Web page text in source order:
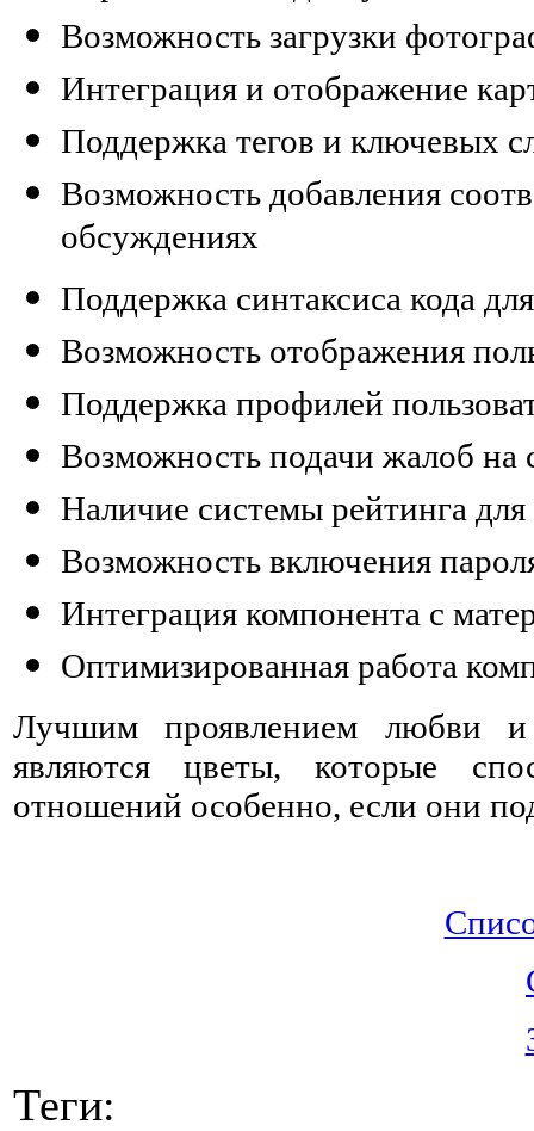
Возможность загрузки
Интеграция и отображение
Поддержка тегов и ключевых
Возможность добавления
обсуждениях
Поддержка синтаксиса кода
Возможность отображения
Поддержка профилей
Возможность подачи жалоб на
Наличие системы рейтинга
Возможность включения
Интеграция компонента с
Оптимизированная работа
Лучшим проявлением любви
являются цветы, которые
отношений особенно, если они
Теги: